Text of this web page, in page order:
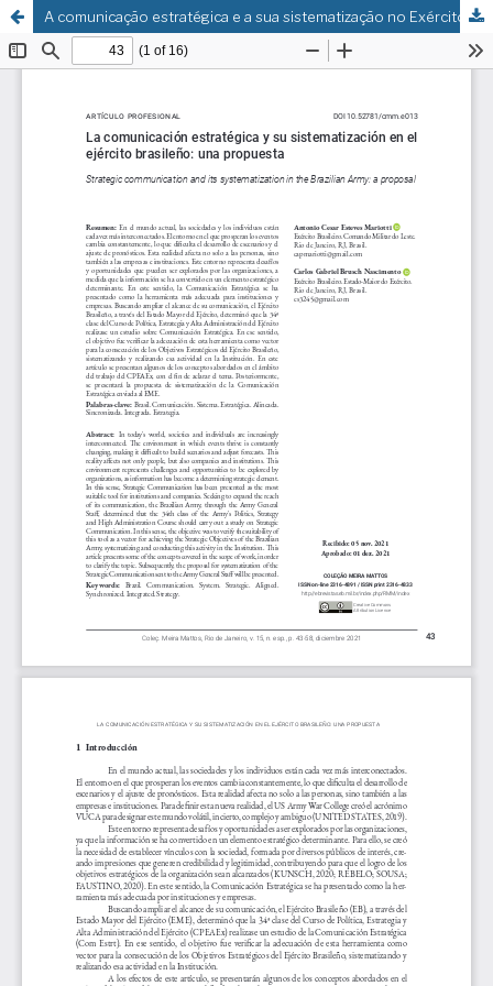
A comunicação estratégica e a sua sistematização no Exército Brasileiro